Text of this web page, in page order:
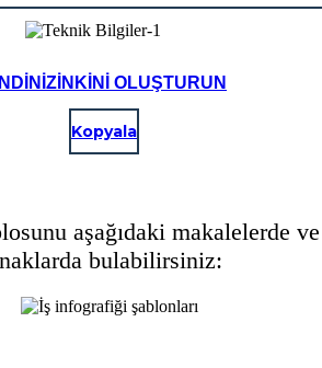
OLUŞTURUN
Kopyala
aşağıdaki makalelerde ve
bulabilirsiniz: